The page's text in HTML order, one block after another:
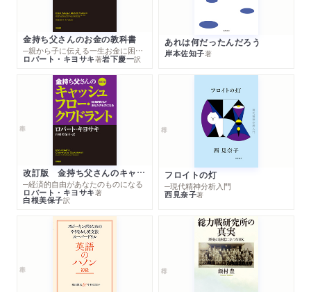
金持ち父さんのお金の教科書
─親から子に伝える一生お金に困らない考え方
ロバート・キヨサキ著岩下慶一訳
あれは何だったんだろう
岸本佐知子著
改訂版 金持ち父さんのキャッシュフロー・クワドラント
─経済的自由があなたのものになる
ロバート・キヨサキ著
白根美保子訳
フロイトの灯
─現代精神分析入門
西見奈子著